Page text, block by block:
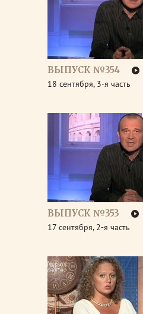
ВЫПУСК №354
18 сентября, 3-я часть
ВЫПУСК №353
17 сентября, 2-я часть